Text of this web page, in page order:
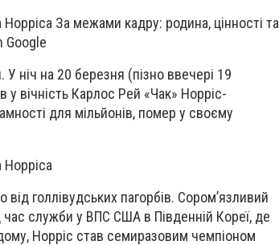
За межами кадру: родина, цінності та
Google
ніч на 20 березня (пізно ввечері 19
вічність Карлос Рей «Чак» Норріс-
для мільйонів, помер у своєму
голлівудських пагорбів. Сором’язливий
служби у ВПС США в Південній Кореї, де
Норріс став семиразовим чемпіоном